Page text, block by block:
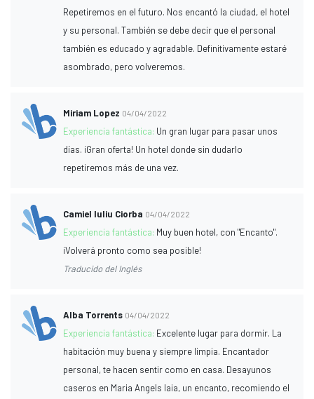
Repetiremos en el futuro. Nos encantó la ciudad, el hotel
y su personal. También se debe decir que el personal
también es educado y agradable. Definitivamente estaré
asombrado, pero volveremos.
Miriam Lopez 04/04/2022
Experiencia fantástica: Un gran lugar para pasar unos
días. ¡Gran oferta! Un hotel donde sin dudarlo
repetiremos más de una vez.
Camiel Iuliu Ciorba 04/04/2022
Experiencia fantástica: Muy buen hotel, con "Encanto".
¡Volverá pronto como sea posible!
Traducido del Inglés
Alba Torrents 04/04/2022
Experiencia fantástica: Excelente lugar para dormir. La
habitación muy buena y siempre limpia. Encantador
personal, te hacen sentir como en casa. Desayunos
caseros en Maria Angels Iaia, un encanto, recomiendo el